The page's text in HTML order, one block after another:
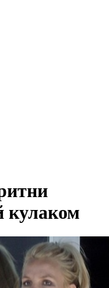
кулаком